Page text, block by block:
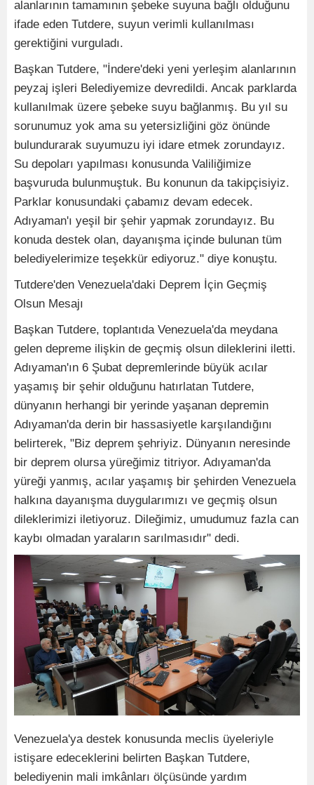
alanlarının tamamının şebeke suyuna bağlı olduğunu
ifade eden Tutdere, suyun verimli kullanılması
gerektiğini vurguladı.
Başkan Tutdere, "İndere'deki yeni yerleşim alanlarının
peyzaj işleri Belediyemize devredildi. Ancak parklarda
kullanılmak üzere şebeke suyu bağlanmış. Bu yıl su
sorunumuz yok ama su yetersizliğini göz önünde
bulundurarak suyumuzu iyi idare etmek zorundayız.
Su depoları yapılması konusunda Valiliğimize
başvuruda bulunmuştuk. Bu konunun da takipçisiyiz.
Parklar konusundaki çabamız devam edecek.
Adıyaman'ı yeşil bir şehir yapmak zorundayız. Bu
konuda destek olan, dayanışma içinde bulunan tüm
belediyelerimize teşekkür ediyoruz." diye konuştu.
Tutdere'den Venezuela'daki Deprem İçin Geçmiş
Olsun Mesajı
Başkan Tutdere, toplantıda Venezuela'da meydana
gelen depreme ilişkin de geçmiş olsun dileklerini iletti.
Adıyaman'ın 6 Şubat depremlerinde büyük acılar
yaşamış bir şehir olduğunu hatırlatan Tutdere,
dünyanın herhangi bir yerinde yaşanan depremin
Adıyaman'da derin bir hassasiyetle karşılandığını
belirterek, "Biz deprem şehriyiz. Dünyanın neresinde
bir deprem olursa yüreğimiz titriyor. Adıyaman'da
yüreği yanmış, acılar yaşamış bir şehirden Venezuela
halkına dayanışma duygularımızı ve geçmiş olsun
dileklerimizi iletiyoruz. Dileğimiz, umudumuz fazla can
kaybı olmadan yaraların sarılmasıdır" dedi.
Venezuela'ya destek konusunda meclis üyeleriyle
istişare edeceklerini belirten Başkan Tutdere,
belediyenin mali imkânları ölçüsünde yardım